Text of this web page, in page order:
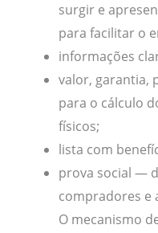
surgir e
para facilitar o
informações
valor, garantia,
para o cálculo
físicos;
lista com
prova social —
compradores e
O mecanismo